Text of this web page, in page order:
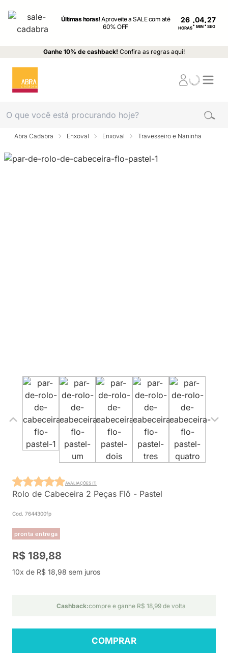
Últimas horas!Aproveite a SALE com até
60% OFF
26
HORAS: MIN : SEG
Ganhe 10% de cashback! Confira as regras aqui!
Abra Cadabra Enxoval Enxoval Travesseiro e Naninha
Rolo de Cabeceira 2 Peças Flô - Pastel
Cod. 7644300fp
pronta entrega
AVALIAÇÕES (1)
R$ 189,88
10x de R$ 18,98 sem juros
Cashback:compre e ganhe R$ 18,99 de volta
COMPRAR